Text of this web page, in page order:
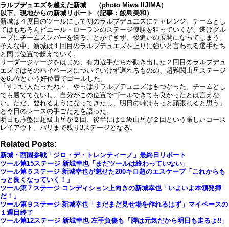
ラルプデュエズを越えた新城 （photo Miwa IIJIMA）
以下、現地からの新城リポート（記事：飯島美和）
新城は４度目のツールにして初のラルプデュエズにチャレンジ。チームとし
てはもちろんピエール・ローランのステージ優勝を狙っていくが、逃げグル
ープにチームメンバーを送ることができず、後追いの展開になってしまう。
そんな中、新城は１回目のラルプデュエズを上りに強いと言われる選手たち
と同じ位置で超えていく。
リーダージャージをはじめ、有力選手たちが動き出した２回目のラルプデュ
エズではそのハイペースについていけず遅れるものの、超難関山岳ステージ
を65位という好位置でゴールした。
「すごい人だったね～。やっぱりラルプデュエズはきつかった。チームとし
ても勝ててないし、自分がこの位置でゴールできても良かったとは言えな
い。ただ、登れるようになってきたし、明日の峠はもっと頑張れると思う」
と今日のレースの手ごたえを語った。
明日も序盤に超級山岳が２回、後半には１級山岳が２回という厳しいコース
レイアウト。パリまで残り3ステージとなる。
Related Posts:
新城・西園参戦「ジロ・デ・トレンティーノ」最終日リポート
ツール第15ステージ 新城幸也「まだツールは終わっていない」
ツール第５ステージ 新城幸也が魅せた200キロ超のエスケープ「これからも
っと良くなっていく！」
ツール第７ステージ コンディション上向きの新城幸也「いよいよ本領発揮
だ！」
ツール第９ステージ 新城幸也「まだまだ見せ場を作れるはず」マイペースの
１週目終了
ツール第12ステージ 新城幸也 左手負傷も「脚は元気だから明日も走るよ!!」